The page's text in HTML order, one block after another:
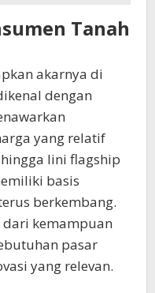
Tanah
akarnya di
dengan
yang relatif
lini flagship
basis
berkembang.
kemampuan
pasar
yang relevan.